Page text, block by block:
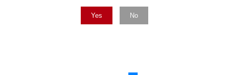
Yes No